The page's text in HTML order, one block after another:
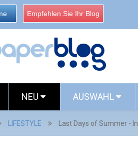
Empfehlen Sie Ihr Blog
NEU AUSWAHL
LIFESTYLE Last Days of Summer -